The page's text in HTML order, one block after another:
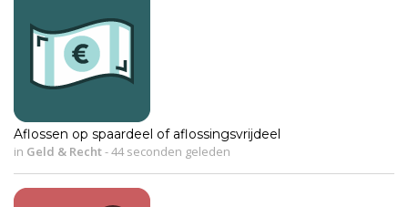
Aflossen op spaardeel of aflossingsvrijdeel
in Geld & Recht-44 seconden geleden